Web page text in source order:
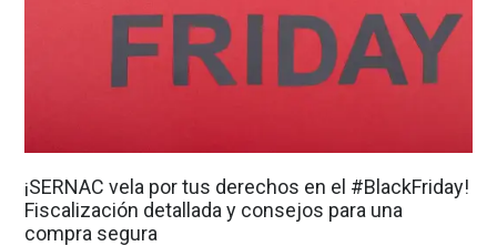
¡SERNAC vela por tus derechos en el #BlackFriday!
Fiscalización detallada y consejos para una
compra segura